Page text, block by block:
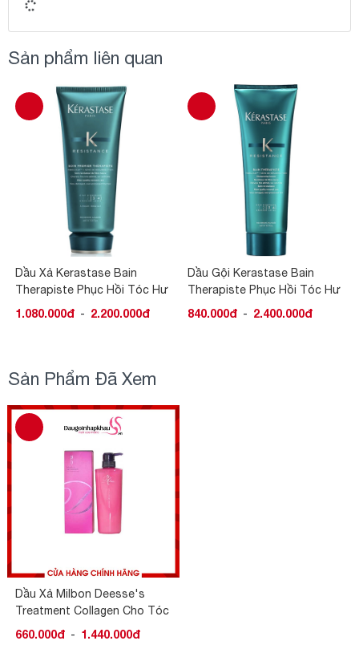
Sản phẩm liên quan
Dầu Xả Kerastase Bain
Therapiste Phục Hồi Tóc Hư
Tổn
1.080.000đ - 2.200.000đ
Dầu Gội Kerastase Bain
Therapiste Phục Hồi Tóc Hư
Tổn
840.000đ - 2.400.000đ
Sản Phẩm Đã Xem
Dầu Xả Milbon Deesse's
Treatment Collagen Cho Tóc
Thường Và Khô
660.000đ - 1.440.000đ